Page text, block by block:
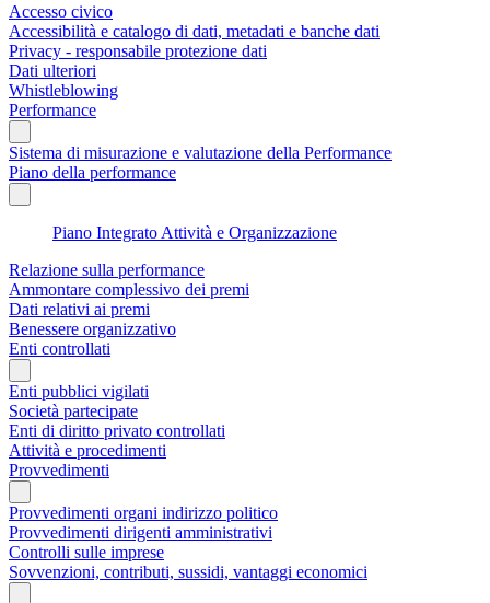
Accesso civico
Accessibilità e catalogo di dati, metadati e banche dati
Privacy - responsabile protezione dati
Dati ulteriori
Whistleblowing
Performance
Sistema di misurazione e valutazione della Performance
Piano della performance
Piano Integrato Attività e Organizzazione
Relazione sulla performance
Ammontare complessivo dei premi
Dati relativi ai premi
Benessere organizzativo
Enti controllati
Enti pubblici vigilati
Società partecipate
Enti di diritto privato controllati
Attività e procedimenti
Provvedimenti
Provvedimenti organi indirizzo politico
Provvedimenti dirigenti amministrativi
Controlli sulle imprese
Sovvenzioni, contributi, sussidi, vantaggi economici